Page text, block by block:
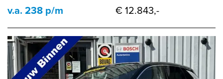
v.a. 238 p/m € 12.843,-